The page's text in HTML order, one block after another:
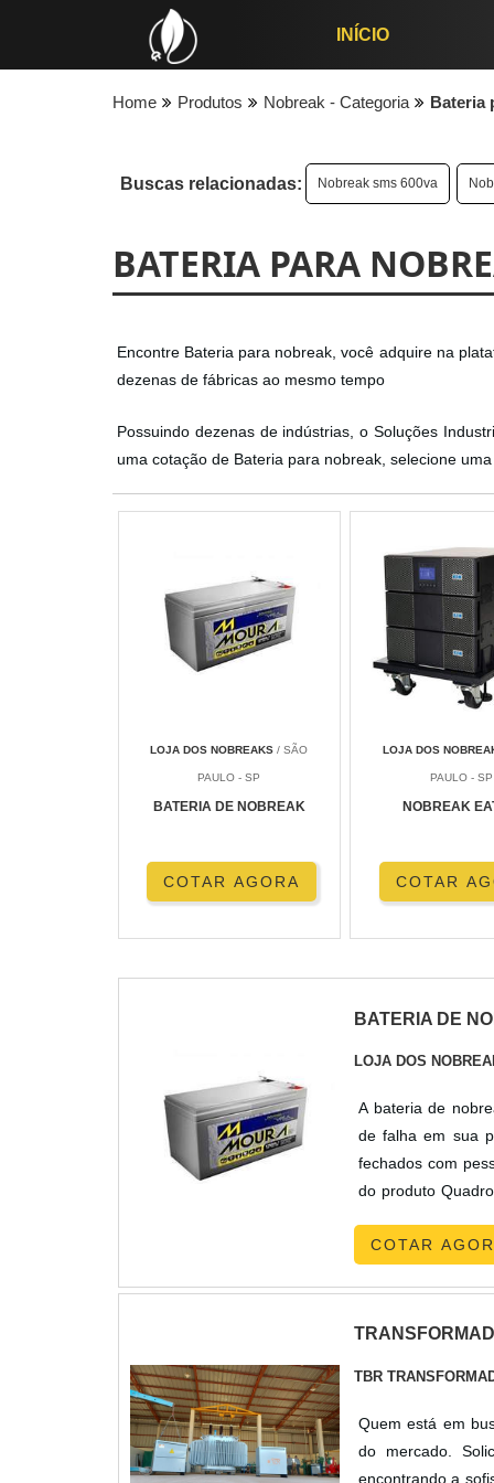
INÍCIO
Home Produtos Nobreak - Categoria Bateria
Buscas relacionadas: Nobreak sms 600va
BATERIA PARA
Encontre Bateria para nobreak, você adquire na
dezenas de fábricas ao mesmo tempo
Possuindo dezenas de indústrias, o Soluções
uma cotação de Bateria para nobreak, selecione
LOJA DOS NOBREAKS / SÃO
PAULO - SP
BATERIA DE NOBREAK
COTAR AGORA
LOJA DOS
PAULO - SP
NOBREAK
COTAR
BATERIA DE
LOJA DOS
A bateria de
de falha em sua
fechados com
do produto
COTAR
TBR
Quem está em
do mercado.
encontrando a